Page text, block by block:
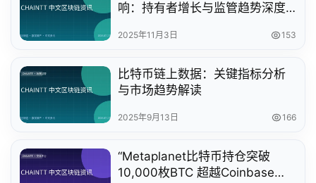
响：持有者增长与监管趋势深度
2025年11月3日 153
比特币链上数据：关键指标分析
与市场趋势解读
2025年9月13日 166
“Metaplanet比特币持仓突破
10,000枚BTC 超越Coinbase成